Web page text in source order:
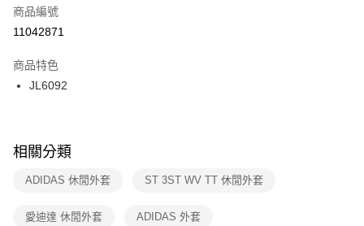
【「AFTEE先享後付」結帳流程】
１．於結帳方式選擇「AFTEE先享後付」後，將跳轉至「AFTEE先享後付」
２．訂單成立數日內，您將收到繳費通知簡訊。
３．收到繳費通知簡訊後14天內，點擊此簡訊中的連結，可透過四大超商／
ATM／網路銀行／等多元方式進行付款，方視為交易完成。
※ 交易是否成功請以「AFTEE先享後付 」之結帳頁面顯示為準，若有關於
是否繳費成功／繳費後需取消欲退款等相關疑問，請聯繫「AFTEE先享後付
客戶支援中心」https://netprotections.freshdesk.com/support/home
１．透過由恩沛科技股份有限公司提供之「AFTEE先享後付」服務完成之交
宅配
每筆NT$100，滿NT$1,500(含以上)免運費
付款後門市自取
每筆NT$100，滿NT$1,500(含以上)免運費
商品編號
11042871
商品特色
JL6092
相關分類
ADIDAS 休閒外套 ST 3ST WV TT 休閒外套
愛迪達 休閒外套 ADIDAS 外套